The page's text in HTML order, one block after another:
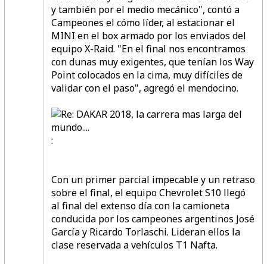
y también por el medio mecánico", contó a
Campeones el cómo líder, al estacionar el
MINI en el box armado por los enviados del
equipo X-Raid. "En el final nos encontramos
con dunas muy exigentes, que tenían los Way
Point colocados en la cima, muy difíciles de
validar con el paso", agregó el mendocino.
:
Con un primer parcial impecable y un retraso
sobre el final, el equipo Chevrolet S10 llegó
al final del extenso día con la camioneta
conducida por los campeones argentinos José
García y Ricardo Torlaschi. Lideran ellos la
clase reservada a vehículos T1 Nafta.